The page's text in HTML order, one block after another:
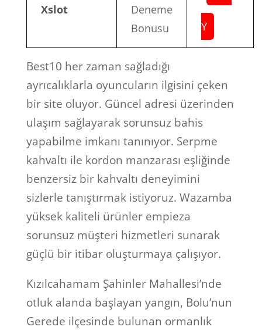
Xslot
Deneme
Bonusu
Y
Best10 her zaman sağladığı
ayrıcalıklarla oyuncuların ilgisini çeken
bir site oluyor. Güncel adresi üzerinden
ulaşım sağlayarak sorunsuz bahis
yapabilme imkanı tanınıyor. Serpme
kahvaltı ile kordon manzarası eşliğinde
benzersiz bir kahvaltı deneyimini
sizlerle tanıştırmak istiyoruz. Wazamba
yüksek kaliteli ürünler empieza
sorunsuz müşteri hizmetleri sunarak
güçlü bir itibar oluşturmaya çalışıyor.
Kızılcahamam Şahinler Mahallesi’nde
otluk alanda başlayan yangın, Bolu’nun
Gerede ilçesinde bulunan ormanlık